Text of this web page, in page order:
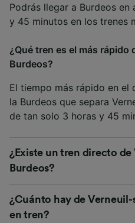
Podrás llegar a Burdeos
y 45 minutos en los trenes
¿Qué tren es el más rápido
Burdeos?
El tiempo más rápido en el
la Burdeos que separa
de tan solo 3 horas y 45
¿Existe un tren directo
Burdeos?
¿Cuánto hay de
en tren?